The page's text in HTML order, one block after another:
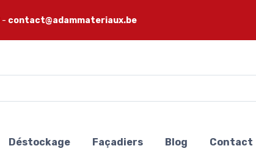
- contact@adammateriaux.be
Déstockage Façadiers Blog Contact